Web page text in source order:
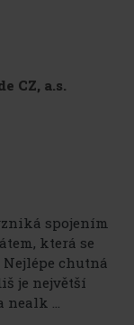
CZ, a.s.
spojením
která se
chutná
je největší
...